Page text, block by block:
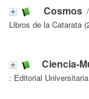
Cosmos /
Libros de la Catarata
Ciencia-
: Editorial